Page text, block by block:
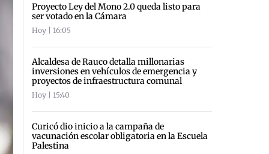
Proyecto Ley del Mono 2.0 queda listo para
ser votado en la Cámara
Hoy | 16:05
Alcaldesa de Rauco detalla millonarias
inversiones en vehículos de emergencia y
proyectos de infraestructura comunal
Hoy | 15:40
Curicó dio inicio a la campaña de
vacunación escolar obligatoria en la Escuela
Palestina